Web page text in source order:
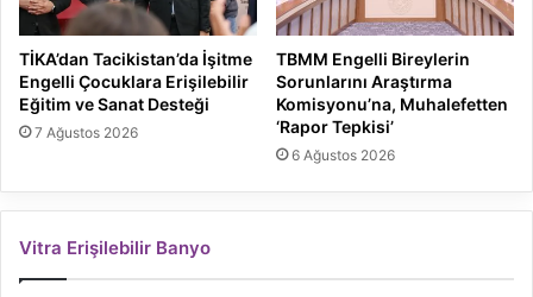
TİKA’dan Tacikistan’da İşitme
Engelli Çocuklara Erişilebilir
Eğitim ve Sanat Desteği
7 Ağustos 2026
TBMM Engelli Bireylerin
Sorunlarını Araştırma
Komisyonu’na, Muhalefetten
‘Rapor Tepkisi’
6 Ağustos 2026
Vitra Erişilebilir Banyo